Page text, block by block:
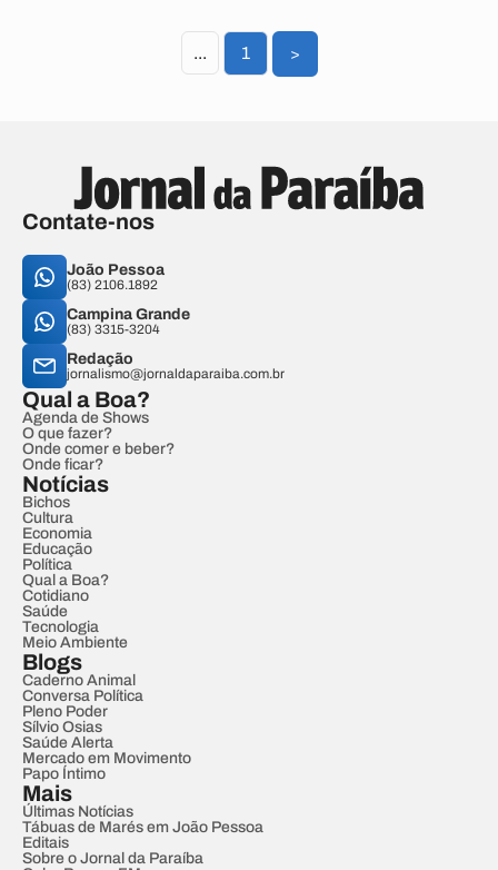
... 1 >
Contate-nos
João Pessoa
(83) 2106.1892
Campina Grande
(83) 3315-3204
Redação
jornalismo@jornaldaparaiba.com.br
Qual a Boa?
Agenda de Shows
O que fazer?
Onde comer e beber?
Onde ficar?
Notícias
Bichos
Cultura
Economia
Educação
Política
Qual a Boa?
Cotidiano
Saúde
Tecnologia
Meio Ambiente
Blogs
Caderno Animal
Conversa Política
Pleno Poder
Sílvio Osias
Saúde Alerta
Mercado em Movimento
Papo Íntimo
Mais
Últimas Notícias
Tábuas de Marés em João Pessoa
Editais
Sobre o Jornal da Paraíba